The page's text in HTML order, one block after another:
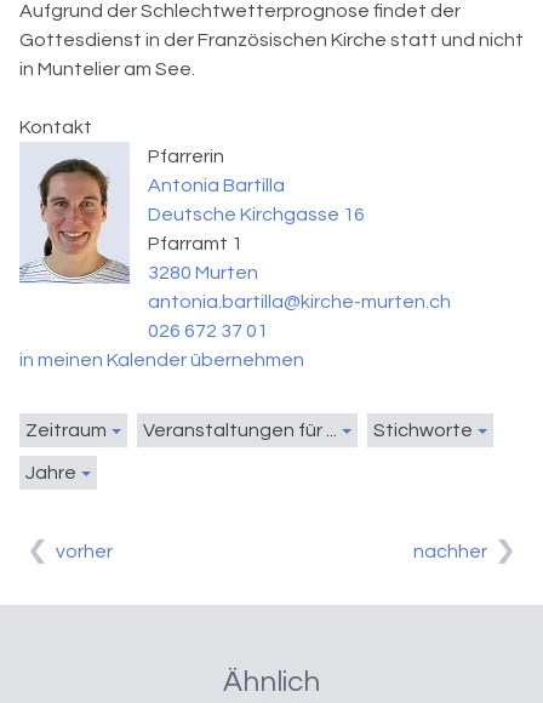
Aufgrund der Schlechtwetterprognose findet der
Gottesdienst in der Französischen Kirche statt und nicht
in Muntelier am See.
Kontakt
Pfarrerin
Antonia Bartilla
Deutsche Kirchgasse 16
Pfarramt 1
3280 Murten
antonia.bartilla@kirche-murten.ch
026 672 37 01
in meinen Kalender übernehmen
Zeitraum Veranstaltungen für ... Stichworte
Jahre
vorher nachher
Ähnlich